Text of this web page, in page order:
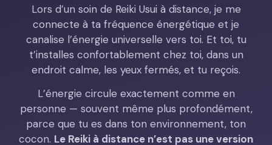
Lors d’un soin de Reiki Usui à distance, je me
connecte à ta fréquence énergétique et je
canalise l’énergie universelle vers toi. Et toi, tu
t’installes confortablement chez toi, dans un
endroit calme, les yeux fermés, et tu reçois.
L’énergie circule exactement comme en
personne — souvent même plus profondément,
parce que tu es dans ton environnement, ton
cocon. Le Reiki à distance n’est pas une version